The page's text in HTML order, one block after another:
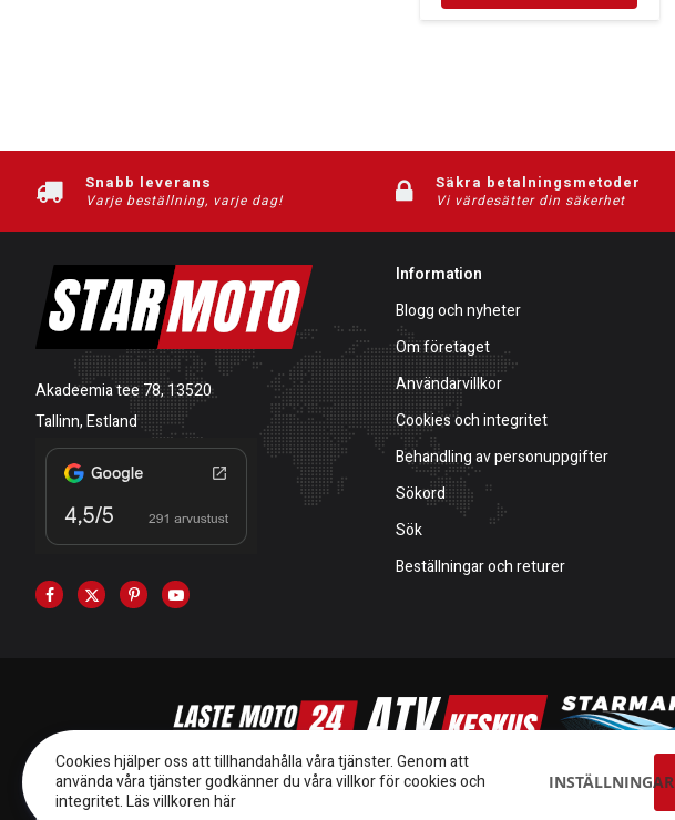
Snabb leverans
Varje beställning, varje dag!
Säkra betalningsmetoder
Vi värdesätter din säkerhet
Akadeemia tee 78, 13520
Tallinn, Estland
Information
Blogg och nyheter
Om företaget
Användarvillkor
Cookies och integritet
Behandling av personuppgifter
Sökord
Sök
Beställningar och returer
Cookies hjälper oss att tillhandahålla våra tjänster. Genom att
använda våra tjänster godkänner du våra villkor för cookies och
integritet.Läs villkoren här
INSTÄLLNINGAR